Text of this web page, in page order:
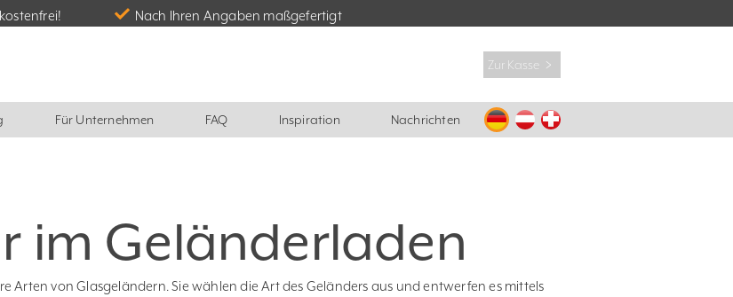
Nach Ihren Angaben maßgefertigt
Zur Kasse ﹥
Für Unternehmen FAQ Inspiration Nachrichten
im Geländerladen
Arten von Glasgeländern. Sie wählen die Art des Geländers aus und entwerfen es mittels